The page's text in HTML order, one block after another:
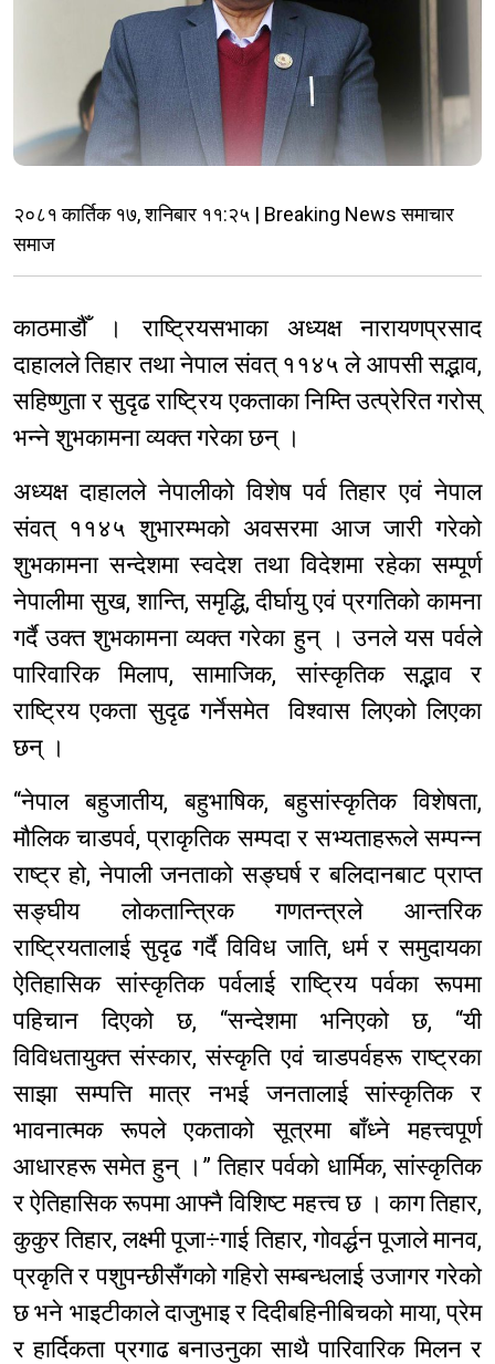
२०८१ कार्तिक १७, शनिबार ११:२५ | Breaking News समाचार
समाज
काठमाडौँ । राष्ट्रियसभाका अध्यक्ष नारायणप्रसाद
दाहालले तिहार तथा नेपाल संवत् ११४५ ले आपसी सद्भाव,
सहिष्णुता र सुदृढ राष्ट्रिय एकताका निम्ति उत्प्रेरित गरोस्
भन्ने शुभकामना व्यक्त गरेका छन् ।
अध्यक्ष दाहालले नेपालीको विशेष पर्व तिहार एवं नेपाल
संवत् ११४५ शुभारम्भको अवसरमा आज जारी गरेको
शुभकामना सन्देशमा स्वदेश तथा विदेशमा रहेका सम्पूर्ण
नेपालीमा सुख, शान्ति, समृद्धि, दीर्घायु एवं प्रगतिको कामना
गर्दै उक्त शुभकामना व्यक्त गरेका हुन् । उनले यस पर्वले
पारिवारिक मिलाप, सामाजिक, सांस्कृतिक सद्भाव र
राष्ट्रिय एकता सुदृढ गर्नेसमेत विश्वास लिएको लिएका
छन् ।
“नेपाल बहुजातीय, बहुभाषिक, बहुसांस्कृतिक विशेषता,
मौलिक चाडपर्व, प्राकृतिक सम्पदा र सभ्यताहरूले सम्पन्न
राष्ट्र हो, नेपाली जनताको सङ्घर्ष र बलिदानबाट प्राप्त
सङ्घीय लोकतान्त्रिक गणतन्त्रले आन्तरिक
राष्ट्रियतालाई सुदृढ गर्दै विविध जाति, धर्म र समुदायका
ऐतिहासिक सांस्कृतिक पर्वलाई राष्ट्रिय पर्वका रूपमा
पहिचान दिएको छ, “सन्देशमा भनिएको छ, “यी
विविधतायुक्त संस्कार, संस्कृति एवं चाडपर्वहरू राष्ट्रका
साझा सम्पत्ति मात्र नभई जनतालाई सांस्कृतिक र
भावनात्मक रूपले एकताको सूत्रमा बाँध्ने महत्त्वपूर्ण
आधारहरू समेत हुन् ।” तिहार पर्वको धार्मिक, सांस्कृतिक
र ऐतिहासिक रूपमा आफ्नै विशिष्ट महत्त्व छ । काग तिहार,
कुकुर तिहार, लक्ष्मी पूजा÷गाई तिहार, गोवर्द्धन पूजाले मानव,
प्रकृति र पशुपन्छीसँगको गहिरो सम्बन्धलाई उजागर गरेको
छ भने भाइटीकाले दाजुभाइ र दिदीबहिनीबिचको माया, प्रेम
र हार्दिकता प्रगाढ बनाउनुका साथै पारिवारिक मिलन र